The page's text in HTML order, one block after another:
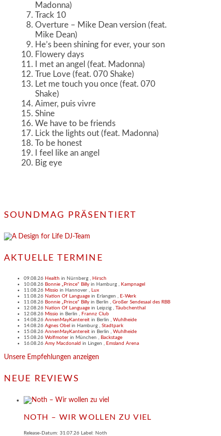
Madonna)
Track 10
Overture – Mike Dean version (feat.
Mike Dean)
He’s been shining for ever, your son
Flowery days
I met an angel (feat. Madonna)
True Love (feat. 070 Shake)
Let me touch you once (feat. 070
Shake)
Aimer, puis vivre
Shine
We have to be friends
Lick the lights out (feat. Madonna)
To be honest
I feel like an angel
Big eye
SOUNDMAG PRÄSENTIERT
AKTUELLE TERMINE
09.08.26 Health in Nürnberg , Hirsch
10.08.26 Bonnie „Prince“ Billy in Hamburg , Kampnagel
11.08.26 Missio in Hannover , Lux
11.08.26 Nation Of Language in Erlangen , E-Werk
11.08.26 Bonnie „Prince“ Billy in Berlin , Großer Sendesaal des RBB
12.08.26 Nation Of Language in Leipzig , Täubchenthal
12.08.26 Missio in Berlin , Frannz Club
14.08.26 AnnenMayKantereit in Berlin , Wuhlheide
14.08.26 Agnes Obel in Hamburg , Stadtpark
15.08.26 AnnenMayKantereit in Berlin , Wuhlheide
15.08.26 Wolfmoter in München , Backstage
16.08.26 Amy Macdonald in Lingen , Emsland Arena
Unsere Empfehlungen anzeigen
NEUE REVIEWS
NOTH – WIR WOLLEN ZU VIEL
Release-Datum: 31.07.26 Label: Noth